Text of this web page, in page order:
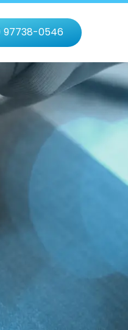
97738-0546